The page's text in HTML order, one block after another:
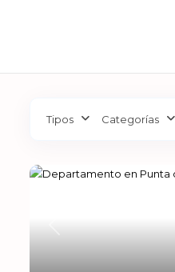
Tipos Categorías
Previous